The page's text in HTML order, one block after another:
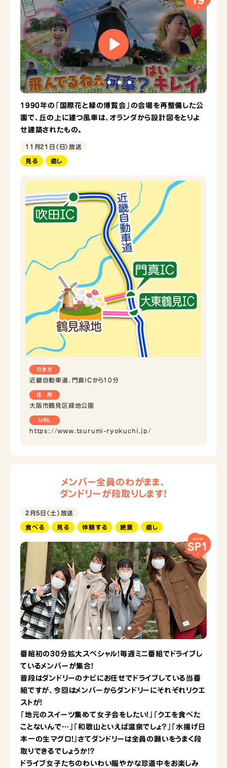
1990年の「国際花と緑の博覧会」の会場を再整備した公
園で、丘の上に建つ風車は、オランダから設計図をとりよ
せ建築されたもの。
11月21日（日）放送
見る 癒し
行き方
近畿自動車道、門真ICから10分
住 所
大阪市鶴見区緑地公園
URL
https://www.tsurumi-ryokuchi.jp/
メンバー全員のわがまま、
ダンドリーが段取りします！
2月5日（土）放送
食べる 見る 体験する 絶景 癒し
course
SP1
番組初の30分拡大スペシャル！毎週ミニ番組でドライブし
ているメンバーが集合！
普段はダンドリーのナビにお任せでドライブしている当番
組ですが、今回はメンバーからダンドリーにそれぞれリクエ
ストが！
「地元のスイーツ集めて女子会をしたい！」「クエを食べた
ことないんで…」「和歌山といえば温泉でしょ？」「水揚げ日
本一の生マグロ！」さてダンドリーは全員の願いをうまく段
取りできるでしょうか！？
ドライブ女子たちのわいわい賑やかな珍道中をお楽しみ